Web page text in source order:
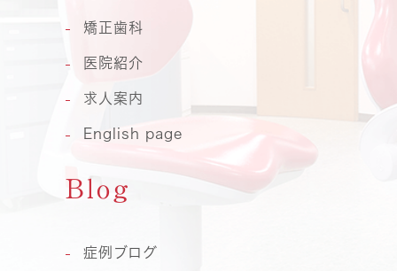
矯正歯科
医院紹介
求人案内
English page
Blog
症例ブログ